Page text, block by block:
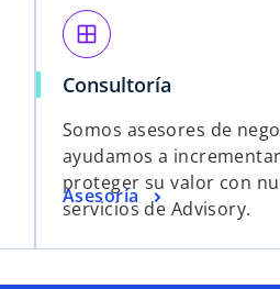
window
Consultoría
Somos asesores de
ayudamos a
proteger su valor con
servicios de Advisory.
Asesoría